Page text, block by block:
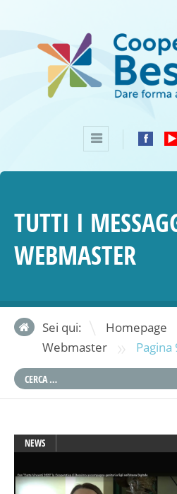
TUTTI I
WEBMASTER
Sei qui: Homepage
Webmaster
» Pagina
NEWS